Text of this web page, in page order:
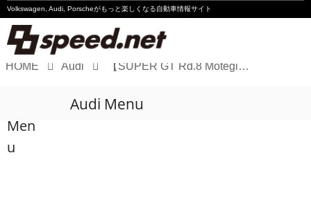
Volkswagen, Audi, Porscheがもっと楽しくなる自動車情報サイト
Audi
HOME Audi 【SUPER GT Rd.8 Motegi】Team LeMans Audi R8 LMSは速さを見せるも入賞には届かず
Men
u
Audi Menu